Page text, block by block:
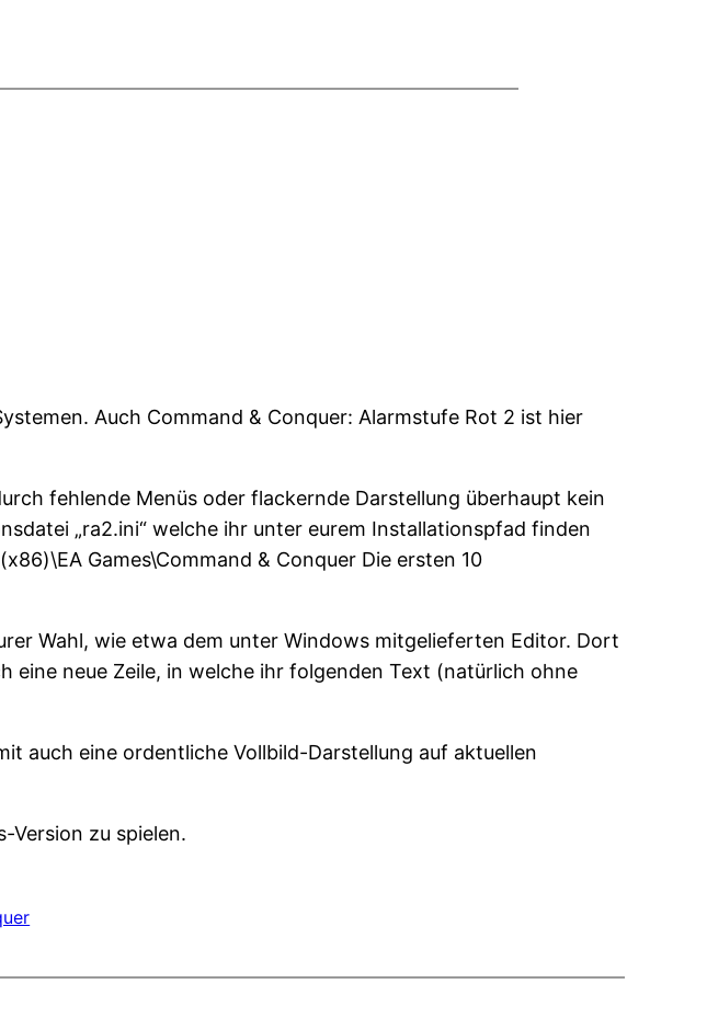
Auch Command & Conquer: Alarmstufe Rot 2 ist hier
fehlende Menüs oder flackernde Darstellung überhaupt kein
„ra2.ini“ welche ihr unter eurem Installationspfad finden
Games\Command & Conquer Die ersten 10
Wahl, wie etwa dem unter Windows mitgelieferten Editor. Dort
neue Zeile, in welche ihr folgenden Text (natürlich ohne
auch eine ordentliche Vollbild-Darstellung auf aktuellen
Version zu spielen.